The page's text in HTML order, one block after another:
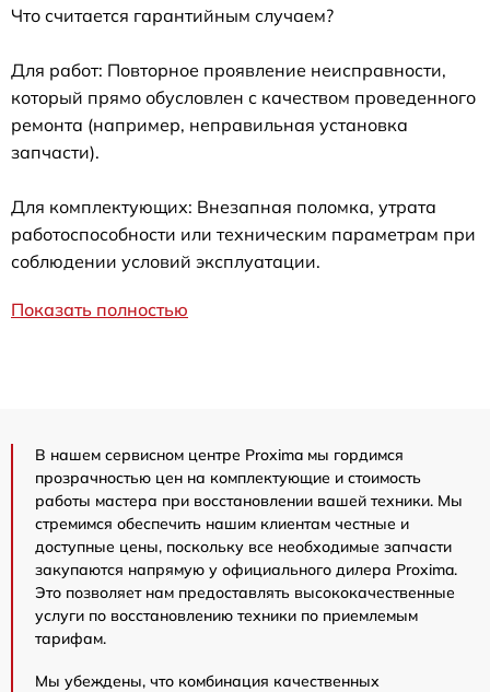
Что считается гарантийным случаем?
Для работ: Повторное проявление неисправности,
который прямо обусловлен с качеством проведенного
ремонта (например, неправильная установка
запчасти).
Для комплектующих: Внезапная поломка, утрата
работоспособности или техническим параметрам при
соблюдении условий эксплуатации.
Показать полностью
В нашем сервисном центре Proxima мы гордимся
прозрачностью цен на комплектующие и стоимость
работы мастера при восстановлении вашей техники. Мы
стремимся обеспечить нашим клиентам честные и
доступные цены, поскольку все необходимые запчасти
закупаются напрямую у официального дилера Proxima.
Это позволяет нам предоставлять высококачественные
услуги по восстановлению техники по приемлемым
тарифам.
Мы убеждены, что комбинация качественных